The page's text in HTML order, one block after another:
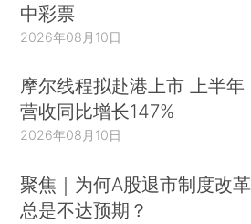
中彩票
2026年08月10日
摩尔线程拟赴港上市 上半年
营收同比增长147%
2026年08月10日
聚焦｜为何A股退市制度改革
总是不达预期？